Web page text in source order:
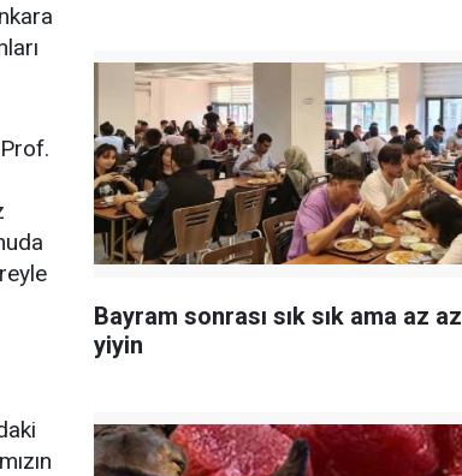
Bayram sonrası sık sık ama az az
yiyin